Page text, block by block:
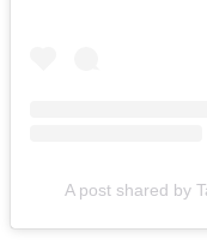
A post shared by